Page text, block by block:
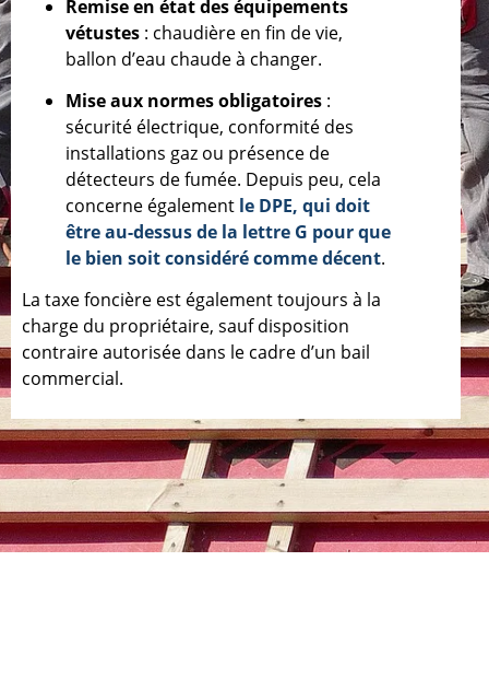
Remise en état des équipements
vétustes : chaudière en fin de vie,
ballon d’eau chaude à changer.
Mise aux normes obligatoires :
sécurité électrique, conformité des
installations gaz ou présence de
détecteurs de fumée. Depuis peu, cela
concerne également le DPE, qui doit
être au-dessus de la lettre G pour que
le bien soit considéré comme décent.
La taxe foncière est également toujours à la
charge du propriétaire, sauf disposition
contraire autorisée dans le cadre d’un bail
commercial.